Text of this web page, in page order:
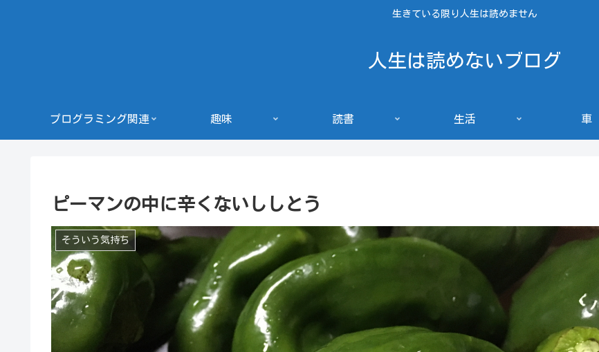
生きている限り人生は読めません
人生は読めないブログ
プログラミング関連 趣味 読書 生活 車
ピーマンの中に辛くないししとう
そういう気持ち